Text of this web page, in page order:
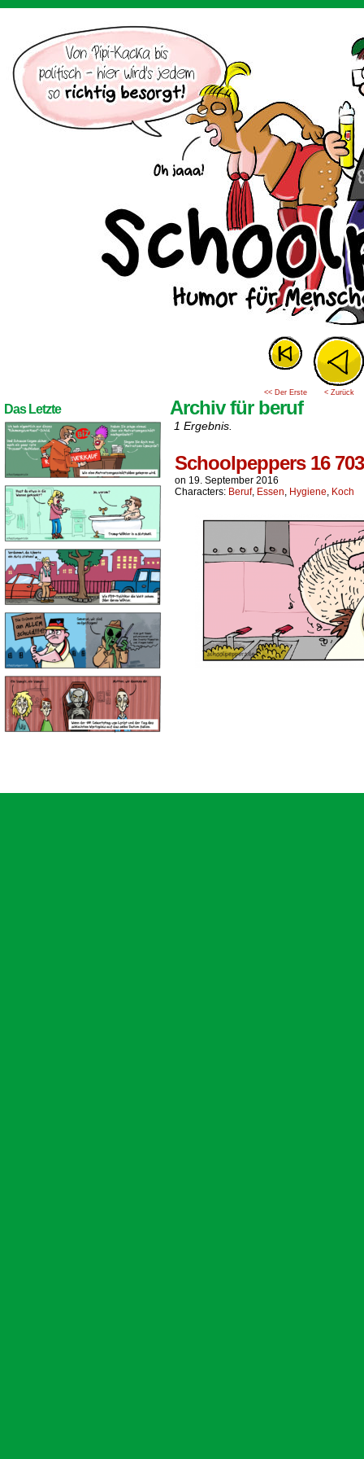
<< Der Erste < Zurück
Das Letzte Archiv für beruf
1 Ergebnis.
Schoolpeppers 16 703
on 19. September 2016
Characters: Beruf, Essen, Hygiene, Koch